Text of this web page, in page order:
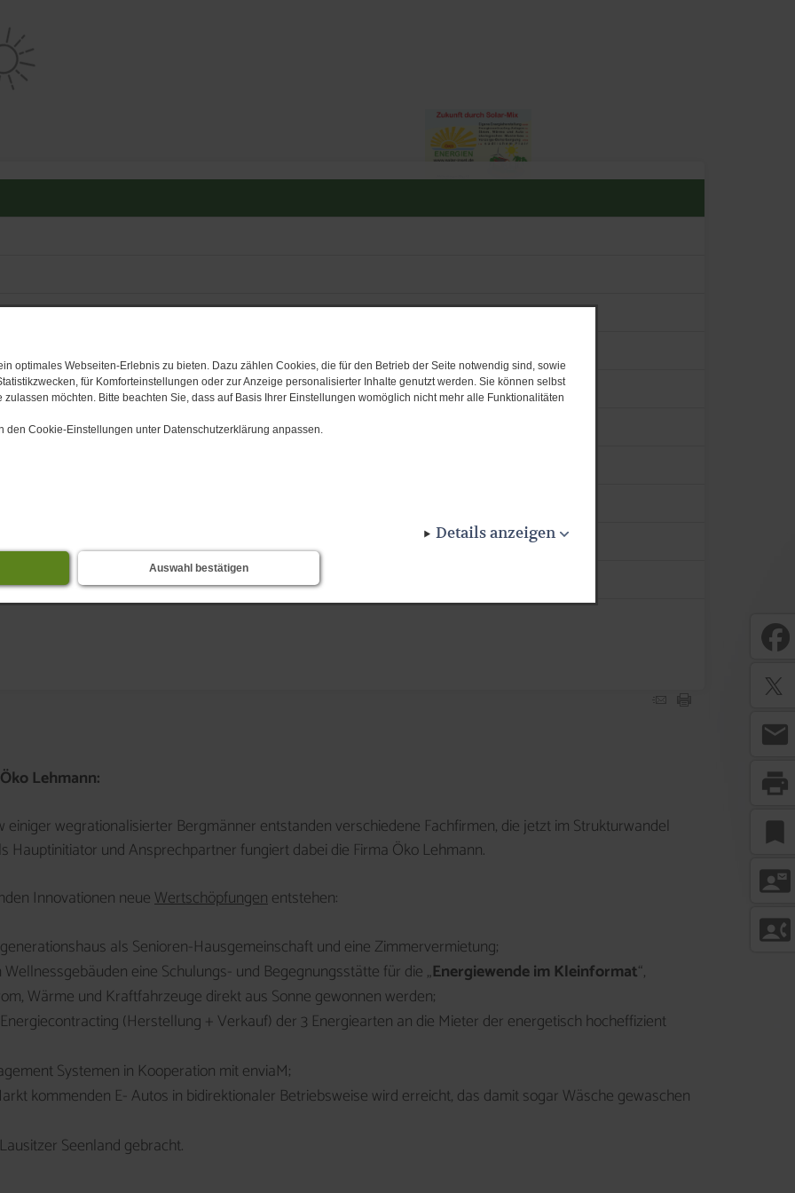
optimales Webseiten-Erlebnis zu bieten. Dazu zählen Cookies, die für den Betrieb der Seite notwendig sind, sowie
für Komforteinstellungen oder zur Anzeige personalisierter Inhalte genutzt werden. Sie können selbst
möchten. Bitte beachten Sie, dass auf Basis Ihrer Einstellungen womöglich nicht mehr alle Funktionalitäten
den Cookie-Einstellungen unter Datenschutzerklärung anpassen.
Details anzeigen
Auswahl bestätigen
Lehmann:
wegrationalisierter Bergmänner entstanden verschiedene Fachfirmen, die jetzt im Strukturwandel
Hauptinitiator und Ansprechpartner fungiert dabei die Firma Öko Lehmann.
Innovationen neueWertschöpfungenentstehen:
als Senioren-Hausgemeinschaft und eine Zimmervermietung;
eine Schulungs- und Begegnungsstätte für die „Energiewende im Kleinformat“,
Wärme und Kraftfahrzeuge direkt aus Sonne gewonnen werden;
(Herstellung + Verkauf) der 3 Energiearten an die Mieter der energetisch hocheffizient
Systemen in Kooperation mit enviaM;
kommenden E- Autos in bidirektionaler Betriebsweise wird erreicht, das damit sogar Wäsche gewaschen
Seenland gebracht.
mail
print
bookmark
contact_mail
contact_phone